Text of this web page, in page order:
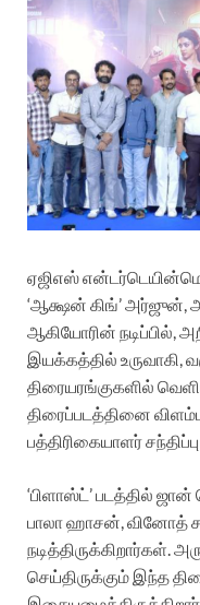
ஏஜிஎஸ்
‘ஆக்ஷன் கிங்’ அர்ஜுன்,
ஆகியோரின் நடிப்பில்,
இயக்கத்தில் உருவாகி,
திரையரங்குகளில்
திரைப்படத்தினை
பத்திரிகையாளர்
‘பிளாஸ்ட்’ படத்தில்
பாலா ஹாசன், வினோத்
நடித்திருக்கிறார்கள்.
செய்திருக்கும் இந்த